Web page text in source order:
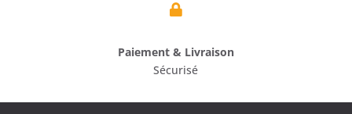

Paiement & Livraison
Sécurisé